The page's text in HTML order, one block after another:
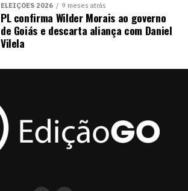
ELEIÇÕES 2026 9 meses atrás
PL confirma Wilder Morais ao governo
de Goiás e descarta aliança com Daniel
Vilela